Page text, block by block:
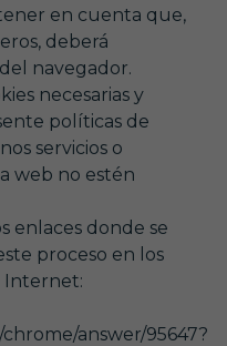
en cuenta que,
deberá
navegador.
necesarias y
políticas de
servicios o
web no estén
enlaces donde se
proceso en los
Internet:
answer/95647?